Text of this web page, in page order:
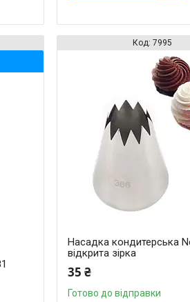
7995
Насадка кондитерська
відкрита зірка
35 ₴
Готово до відправки